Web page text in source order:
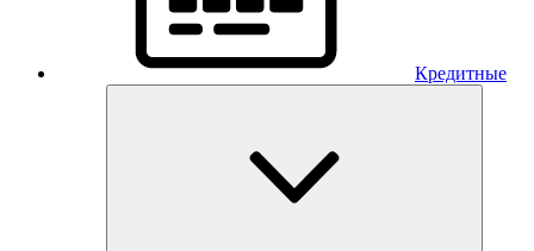
Кредитные